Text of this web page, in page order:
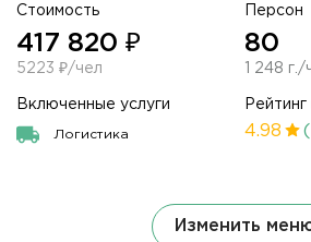
Стоимость
417 820 ₽
5223 ₽/чел
Персон
80
1 248 г./
Включенные услуги
Логистика
Рейтинг
4.98
Изменить